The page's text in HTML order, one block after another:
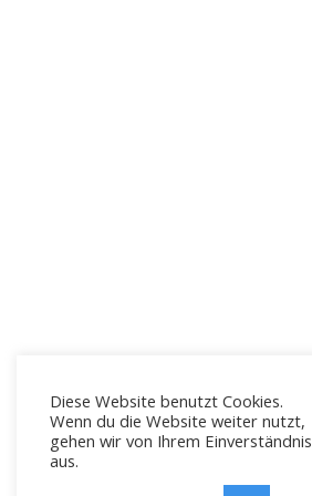
Diese Website benutzt Cookies.
Wenn du die Website weiter nutzt,
gehen wir von Ihrem Einverständnis
aus.